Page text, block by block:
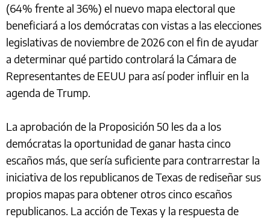
(64% frente al 36%) el nuevo mapa electoral que
beneficiará a los demócratas con vistas a las elecciones
legislativas de noviembre de 2026 con el fin de ayudar
a determinar qué partido controlará la Cámara de
Representantes de EEUU para así poder influir en la
agenda de Trump.
La aprobación de la Proposición 50 les da a los
demócratas la oportunidad de ganar hasta cinco
escaños más, que sería suficiente para contrarrestar la
iniciativa de los republicanos de Texas de rediseñar sus
propios mapas para obtener otros cinco escaños
republicanos. La acción de Texas y la respuesta de